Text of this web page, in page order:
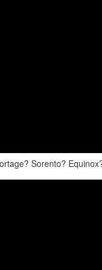
Sorento?